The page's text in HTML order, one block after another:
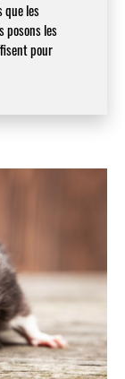
que les
posons les
pour